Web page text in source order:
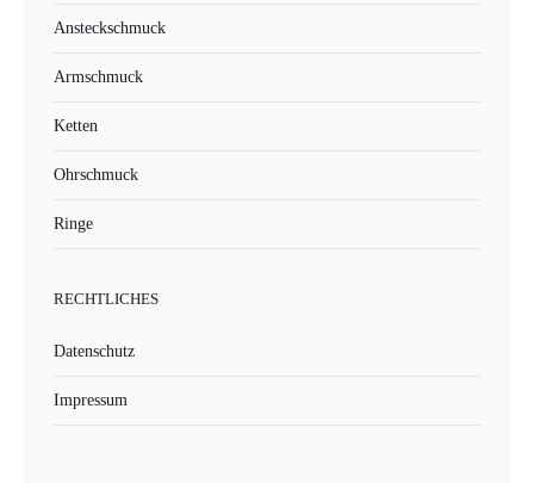
Ansteckschmuck
Armschmuck
Ketten
Ohrschmuck
Ringe
RECHTLICHES
Datenschutz
Impressum